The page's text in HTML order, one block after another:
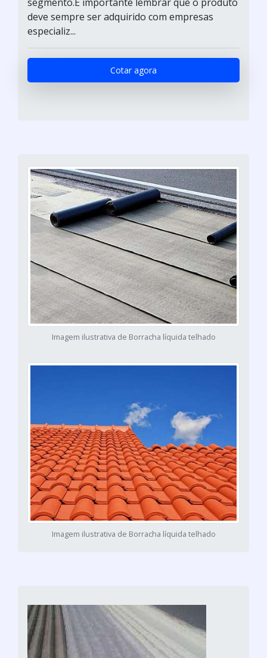
deve sempre ser adquirido com empresas
especializ...
Cotar agora
Imagem ilustrativa de Borracha líquida telhado
Imagem ilustrativa de Borracha líquida telhado